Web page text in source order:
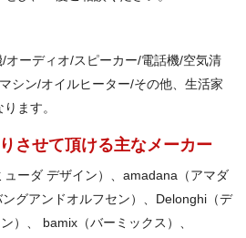
オーディオ/スピーカー/電話機/空気清
シン/オイルヒーター/その他、生活家
ます。
させて頂ける主なメーカー
ューダ デザイン）、amadana（アマダ
グアンドオルフセン）、Delonghi（デ
）、 bamix（バーミックス）、